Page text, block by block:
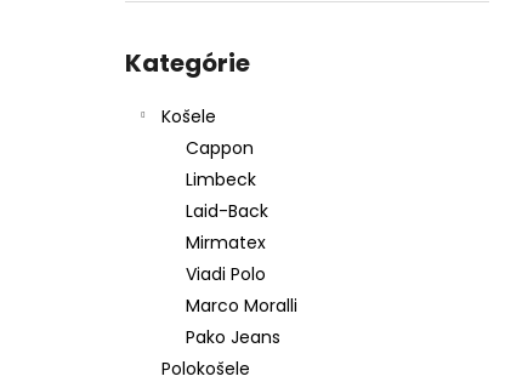
kategórie
Kategórie
Košele
Cappon
Limbeck
Laid-Back
Mirmatex
Viadi Polo
Marco Moralli
Pako Jeans
Polokošele
PÁNSKY OBLEK TIM 2025